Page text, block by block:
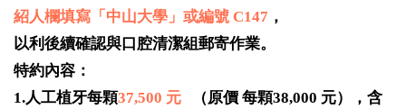
紹人欄填寫 「中山大學」或編號 C147 ，
以利後續確認與口腔清潔組郵寄作業。
特約內容：
1.人工植牙每顆37,500 元 （原價 每顆38,000 元），含